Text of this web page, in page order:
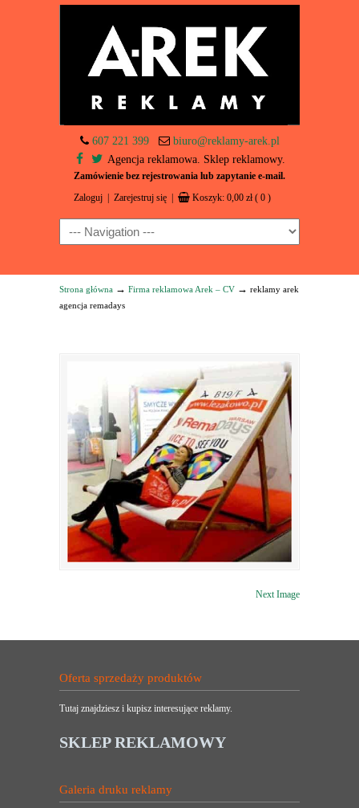
607 221 399
biuro@reklamy-arek.pl
Agencja reklamowa. Sklep reklamowy.
Zamówienie bez rejestrowania lub zapytanie e-mail.
Zaloguj Zarejestruj się Koszyk: 0,00 zł ( 0 )
Navigation
Strona główna → Firma reklamowa Arek – CV → reklamy arek
agencja remadays
Next Image
Oferta sprzedaży produktów
Tutaj znajdziesz i kupisz interesujące reklamy.
SKLEP REKLAMOWY
Galeria druku reklamy